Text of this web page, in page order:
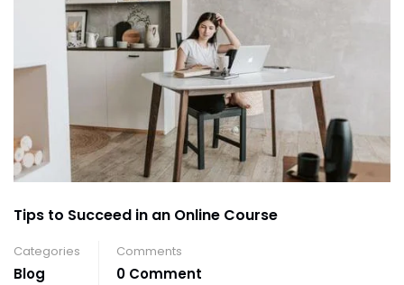
Tips to Succeed in an Online Course
Categories
Blog
Comments
0 Comment